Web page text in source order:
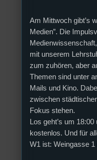
Am Mittwoch gibt’s
Medien”. Die
mit unserem
zum zuhören, aber
Themen sind unter
Mails und Kino.
zwischen
Fokus stehen.
Los geht’s um
kostenlos. Und für
W1 ist: Weingasse